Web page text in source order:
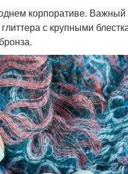
корпоративе.
с крупными